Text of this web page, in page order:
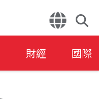
財經 國際